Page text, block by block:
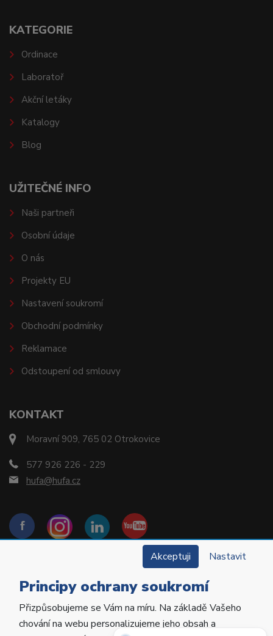
KONTAKT
Moravní 909, 765 02 Otrokovice
577 926 226 - 229
hufa@hufa.cz
KATEGORIE
Ordinace
Laboratoř
Akční letáky
Katalogy
Blog
UŽITEČNÉ INFO
Naši partneři
Osobní údaje
O nás
Projekty EU
Nastavení soukromí
Obchodní podmínky
Reklamace
Odstoupení od smlouvy
Copyright © 2022 Hu-Fa Dental a.s. Všechna práva
vyhrazena.
Akceptuji Nastavit
Principy ochrany soukromí
Přizpůsobujeme se Vám na míru. Na základě Vašeho
chování na webu personalizujeme jeho obsah a